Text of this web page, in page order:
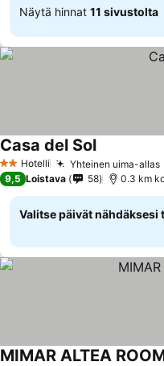
Näytä hinnat 11 sivustolta
2 Tähtiluokitus
Hotelli Yhteinen uima-allas
Casa del Sol
9,5 Loistava 58 0.3 km
Valitse päivät nähdäksesi
MIMAR ALTEA